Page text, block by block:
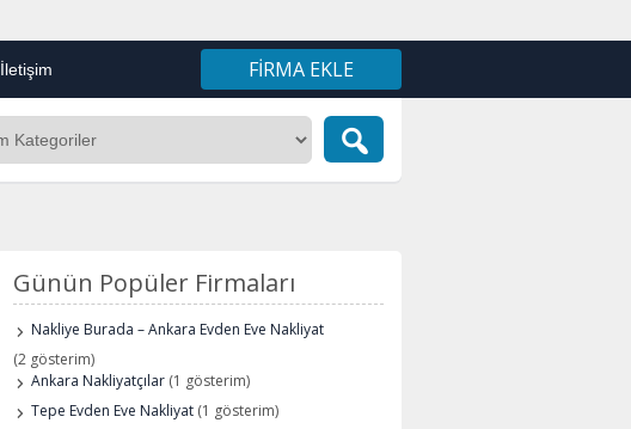
İletişim FIRMA EKLE
Günün Popüler Firmaları
Nakliye Burada – Ankara Evden Eve Nakliyat
(2 gösterim)
Ankara Nakliyatçılar (1 gösterim)
Tepe Evden Eve Nakliyat (1 gösterim)